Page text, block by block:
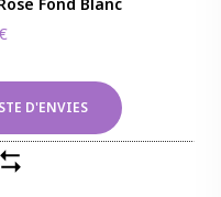
D'ENVIES